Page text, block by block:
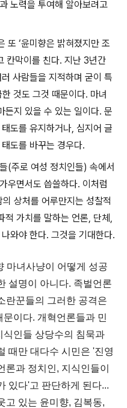
노력을 투여해 알아보려고
또 ‘윤미향은 밝혀졌지만 조
칸막이를 친다. 지난 3년간
사람들을 지적하며 굳이 특
것도 그것 때문이다. 마녀
든지 있을 수 있는 일이다. 문
도를 유지하거나, 심지어 글
도를 바꾸는 경우다.
(주로 여성 정치인들) 속에서
우면서도 씁쓸하다. 이처럼
상처를 어루만지는 성찰적
적 가치를 말하는 언론, 단체 ,
와야 한다. 그것을 기대한다.
마녀사냥이 어떻게 성공
설명이 아니다. 족벌언론
란꾼들의 그러한 공격은
이다. 개혁언론들과 민
인들 상당수의 침묵과
때만 대다수 시민은 '진영
론과 정치인, 지식인들이
있다'고 판단하게 된다...
고 있는 윤미향, 김복동,